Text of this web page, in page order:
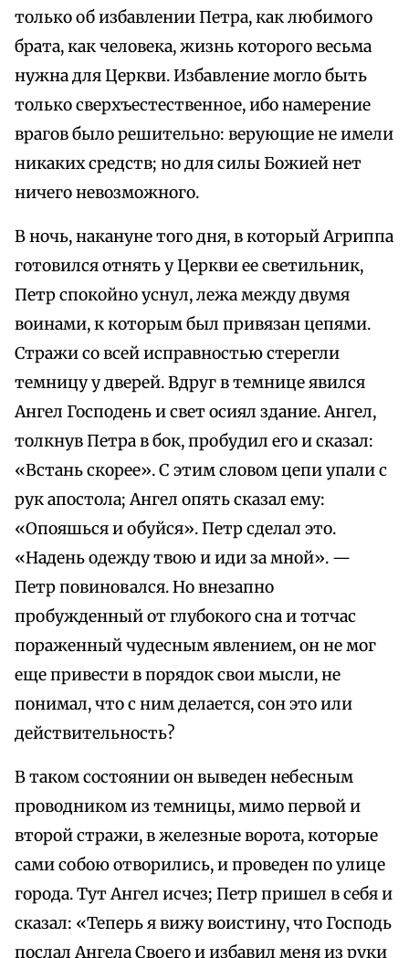
только об избавлении Петра, как любимого
брата, как человека, жизнь которого весьма
нужна для Церкви. Избавление могло быть
только сверхъестественное, ибо намерение
врагов было решительно: верующие не имели
никаких средств; но для силы Божией нет
ничего невозможного.
В ночь, накануне того дня, в который Агриппа
готовился отнять у Церкви ее светильник,
Петр спокойно уснул, лежа между двумя
воинами, к которым был привязан цепями.
Стражи со всей исправностью стерегли
темницу у дверей. Вдруг в темнице явился
Ангел Господень и свет осиял здание. Ангел,
толкнув Петра в бок, пробудил его и сказал:
«Встань скорее». С этим словом цепи упали с
рук апостола; Ангел опять сказал ему:
«Опояшься и обуйся». Петр сделал это.
«Надень одежду твою и иди за мной». —
Петр повиновался. Но внезапно
пробужденный от глубокого сна и тотчас
пораженный чудесным явлением, он не мог
еще привести в порядок свои мысли, не
понимал, что с ним делается, сон это или
действительность?
В таком состоянии он выведен небесным
проводником из темницы, мимо первой и
второй стражи, в железные ворота, которые
сами собою отворились, и проведен по улице
города. Тут Ангел исчез; Петр пришел в себя и
сказал: «Теперь я вижу воистину, что Господь
послал Ангела Своего и избавил меня из руки